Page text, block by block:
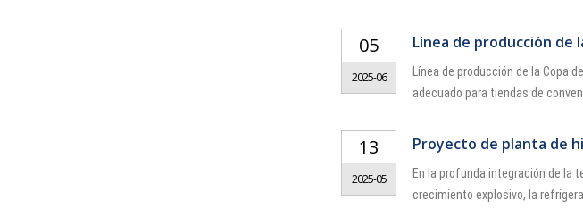
05
2025-06
Línea de producción de
Línea de producción de la Copa
adecuado para tiendas de
13
2025-05
Proyecto de planta de
En la profunda integración de la
crecimiento explosivo, la